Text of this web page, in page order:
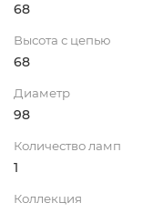
68
Высота с цепью
68
Диаметр
98
Количество ламп
1
Коллекция